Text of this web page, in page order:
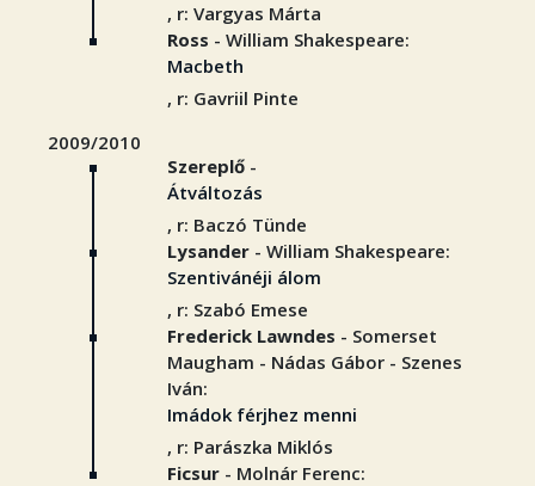
, r: Vargyas Márta
Ross - William Shakespeare:
Macbeth
, r: Gavriil Pinte
2009/2010
Szereplő -
Átváltozás
, r: Baczó Tünde
Lysander - William Shakespeare:
Szentivánéji álom
, r: Szabó Emese
Frederick Lawndes - Somerset
Maugham - Nádas Gábor - Szenes
Iván:
Imádok férjhez menni
, r: Parászka Miklós
Ficsur - Molnár Ferenc: